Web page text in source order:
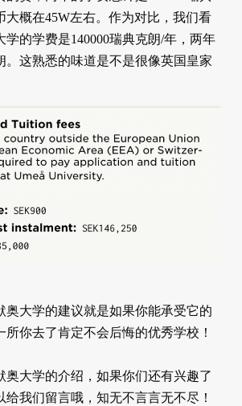
大概在45W左右。作为对比，我们看
学的学费是140000瑞典克朗/年，两年
。这熟悉的味道是不是很像英国皇家
奥大学的建议就是如果你能承受它的
所你去了肯定不会后悔的优秀学校！
奥大学的介绍，如果你们还有兴趣了
给我们留言哦，知无不言言无不尽！